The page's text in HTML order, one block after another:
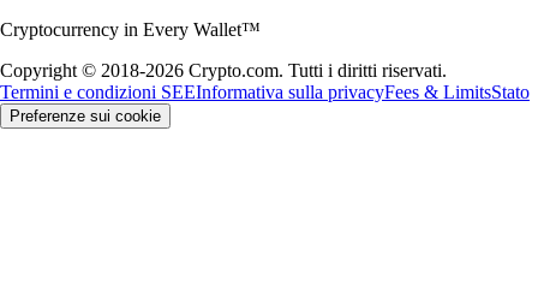
Cryptocurrency in Every Wallet™
Copyright © 2018-2026 Crypto.com. Tutti i diritti riservati.
Termini e condizioni SEEInformativa sulla privacyFees & LimitsStato
Preferenze sui cookie